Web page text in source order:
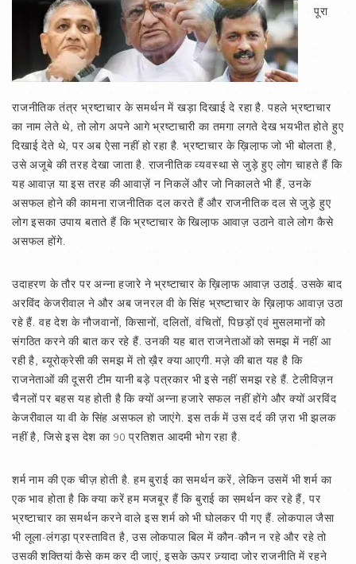
पूरा
राजनीतिक तंत्र भ्रष्टाचार के समर्थन में खड़ा दिखाई दे रहा है. पहले भ्रष्टाचार
का नाम लेते थे, तो लोग अपने आगे भ्रष्टाचारी का तमगा लगते देख भयभीत होते हुए
दिखाई देते थे, पर अब ऐसा नहीं हो रहा है. भ्रष्टाचार के ख़िला़फ जो भी बोलता है,
उसे अजूबे की तरह देखा जाता है. राजनीतिक व्यवस्था से जुड़े हुए लोग चाहते हैं कि
यह आवाज़ या इस तरह की आवाज़ें न निकलें और जो निकालते भी हैं, उनके
असफल होने की कामना राजनीतिक दल करते हैं और राजनीतिक दल से जुड़े हुए
लोग इसका उपाय बताते हैं कि भ्रष्टाचार के खिला़फ आवाज़ उठाने वाले लोग कैसे
असफल होंगे.
उदाहरण के तौर पर अन्ना हजारे ने भ्रष्टाचार के ख़िला़फ आवाज़ उठाई. उसके बाद
अरविंद केजरीवाल ने और अब जनरल वी के सिंह भ्रष्टाचार के ख़िला़फ आवाज़ उठा
रहे हैं. वह देश के नौजवानों, किसानों, दलितों, वंचितों, पिछड़ों एवं मुसलमानों को
संगठित करने की बात कर रहे हैं. उनकी यह बात राजनेताओं को समझ में नहीं आ
रही है, ब्यूरोक्रेसी की समझ में तो ख़ैर क्या आएगी. मज़े की बात यह है कि
राजनेताओं की दूसरी टीम यानी बड़े पत्रकार भी इसे नहीं समझ रहे हैं. टेलीविज़न
चैनलों पर बहस यह होती है कि क्यों अन्ना हजारे सफल नहीं होंगे और क्यों अरविंद
केजरीवाल या वी के सिंह असफल हो जाएंगे. इस तर्क में उस दर्द की ज़रा भी झलक
नहीं है, जिसे इस देश का 90 प्रतिशत आदमी भोग रहा है.
शर्म नाम की एक चीज़ होती है. हम बुराई का समर्थन करें, लेकिन उसमें भी शर्म का
एक भाव होता है कि क्या करें हम मजबूर हैं कि बुराई का समर्थन कर रहे हैं, पर
भ्रष्टाचार का समर्थन करने वाले इस शर्म को भी घोलकर पी गए हैं. लोकपाल जैसा
भी लूला-लंगड़ा प्रस्तावित है, उस लोकपाल बिल में कौन-कौन न रहे और रहे तो
उसकी शक्तियां कैसे कम कर दी जाएं, इसके ऊपर ज़्यादा जोर राजनीति में रहने